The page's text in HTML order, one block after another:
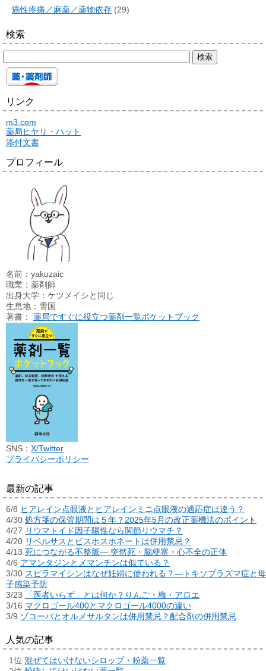
癌性疼痛／麻薬／薬物依存 (29)
検索
リンク
m3.com
薬局ヒヤリ・ハット
添付文書
プロフィール
名前：yakuzaic
職業：薬剤師
出身大学：ケツメイシと同じ
生息地：雪国
著書： 薬局ですぐに役立つ薬剤一覧ポケットブック
SNS： X/Twitter
プライバシーポリシー
最新の記事
6/8 ヒアレイン点眼液とヒアレインミニ点眼液の適応症は違う？
4/30 処方箋の保管期間は５年？2025年5月の改正薬機法のポイント
4/27 リウマトイド因子陽性なら関節リウマチ？
4/20 リベルサスとビスホスホネートは併用禁忌？
4/13 死につながる不整脈― 突然死・脳梗塞・心不全の正体
4/6 アマンタジンとメマンチンは似ている？
3/30 スピラマイシンはなぜ妊婦に使われる？―トキソプラズマ症と母
子感染予防
3/23
「医者いらず」とは何か？りんご・梅・アロエ
3/16 マクロゴール400とマクロゴール4000の違い
3/9 ゾコーバとオルメサルタンは併用禁忌？配合剤の併用禁忌
人気の記事
混ぜてはいけないシロップ・粉薬一覧